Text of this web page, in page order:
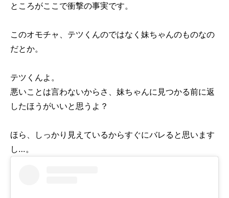
ところがここで衝撃の事実です。
このオモチャ、テツくんのではなく妹ちゃんのものなの
だとか。
テツくんよ。
悪いことは言わないからさ、妹ちゃんに見つかる前に返
したほうがいいと思うよ？
ほら、しっかり見えているからすぐにバレると思います
し…。